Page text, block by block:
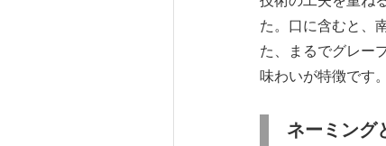
た。口に含むと、
た、まるでグレー
味わいが特徴です。
ネーミング